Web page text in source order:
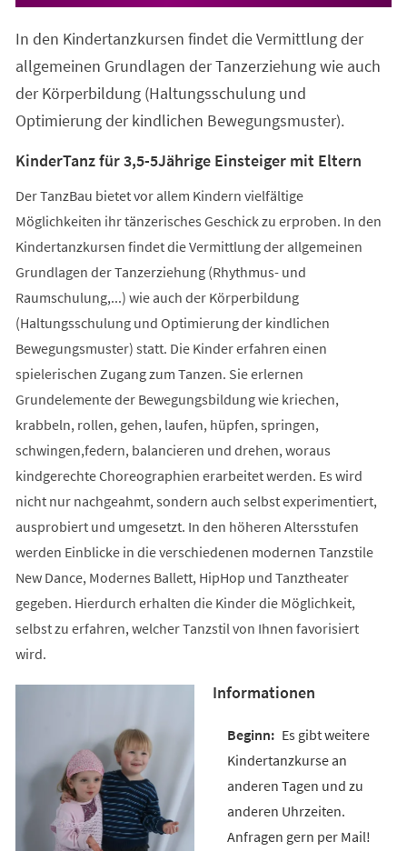
In den Kindertanzkursen findet die Vermittlung der
allgemeinen Grundlagen der Tanzerziehung wie auch
der Körperbildung (Haltungsschulung und
Optimierung der kindlichen Bewegungsmuster).
KinderTanz für 3,5-5Jährige Einsteiger mit Eltern
Der TanzBau bietet vor allem Kindern vielfältige
Möglichkeiten ihr tänzerisches Geschick zu erproben. In den
Kindertanzkursen findet die Vermittlung der allgemeinen
Grundlagen der Tanzerziehung (Rhythmus- und
Raumschulung,...) wie auch der Körperbildung
(Haltungsschulung und Optimierung der kindlichen
Bewegungsmuster) statt. Die Kinder erfahren einen
spielerischen Zugang zum Tanzen. Sie erlernen
Grundelemente der Bewegungsbildung wie kriechen,
krabbeln, rollen, gehen, laufen, hüpfen, springen,
schwingen,federn, balancieren und drehen, woraus
kindgerechte Choreographien erarbeitet werden. Es wird
nicht nur nachgeahmt, sondern auch selbst experimentiert,
ausprobiert und umgesetzt. In den höheren Altersstufen
werden Einblicke in die verschiedenen modernen Tanzstile
New Dance, Modernes Ballett, HipHop und Tanztheater
gegeben. Hierdurch erhalten die Kinder die Möglichkeit,
selbst zu erfahren, welcher Tanzstil von Ihnen favorisiert
wird.
Informationen
Es gibt weitere
Kindertanzkurse an
anderen Tagen und zu
anderen Uhrzeiten.
Anfragen gern per Mail!